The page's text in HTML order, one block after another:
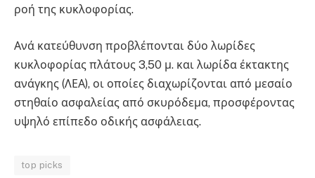
ροή της κυκλοφορίας.
Ανά κατεύθυνση προβλέπονται δύο λωρίδες
κυκλοφορίας πλάτους 3,50 μ. και λωρίδα έκτακτης
ανάγκης (ΛΕΑ), οι οποίες διαχωρίζονται από μεσαίο
στηθαίο ασφαλείας από σκυρόδεμα, προσφέροντας
υψηλό επίπεδο οδικής ασφάλειας.
top picks